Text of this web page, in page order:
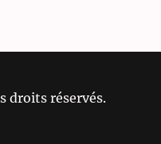
droits réservés.